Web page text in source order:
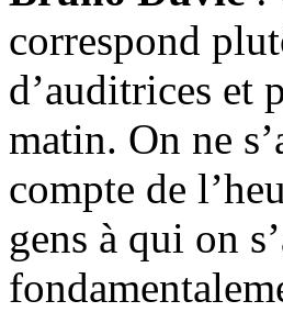
correspond
d’auditrices et
matin. On ne
compte de
gens à qui on